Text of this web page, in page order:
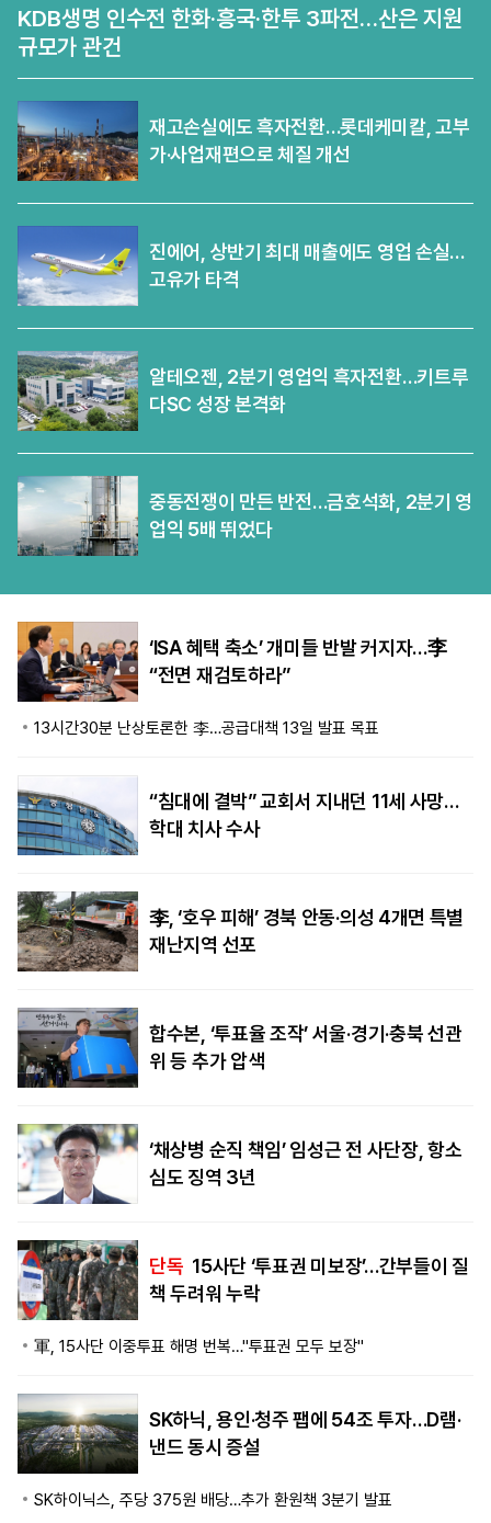
KDB생명 인수전 한화·흥국·한투 3파전…산은 지원
규모가 관건
재고손실에도 흑자전환…롯데케미칼, 고부
가·사업재편으로 체질 개선
진에어, 상반기 최대 매출에도 영업 손실…
고유가 타격
알테오젠, 2분기 영업익 흑자전환…키트루
다SC 성장 본격화
중동전쟁이 만든 반전…금호석화, 2분기 영
업익 5배 뛰었다
‘ISA 혜택 축소’ 개미들 반발 커지자…李
“전면 재검토하라”
13시간30분 난상토론한 李…공급대책 13일 발표 목표
“침대에 결박” 교회서 지내던 11세 사망…
학대 치사 수사
李, ‘호우 피해’ 경북 안동·의성 4개면 특별
재난지역 선포
합수본, ‘투표율 조작’ 서울·경기·충북 선관
위 등 추가 압색
‘채상병 순직 책임’ 임성근 전 사단장, 항소
심도 징역 3년
단독 15사단 ‘투표권 미보장’…간부들이 질
책 두려워 누락
軍, 15사단 이중투표 해명 번복…"투표권 모두 보장"
SK하닉, 용인·청주 팹에 54조 투자…D램·
낸드 동시 증설
SK하이닉스, 주당 375원 배당…추가 환원책 3분기 발표